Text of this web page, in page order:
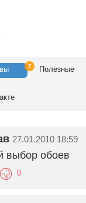
7 Полезные
27.01.2010 18:59
выбор обоев
0